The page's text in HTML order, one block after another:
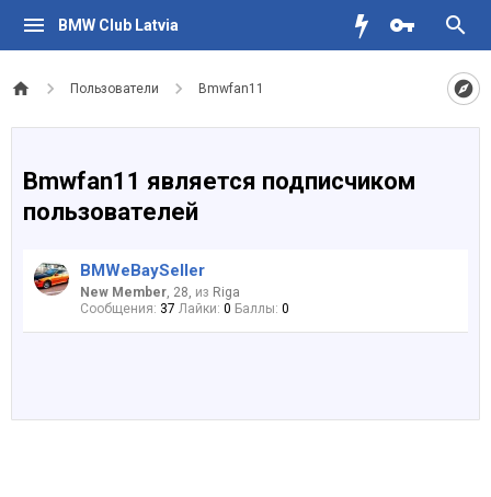
BMW Club Latvia
Пользователи Bmwfan11
Bmwfan11 является подписчиком
пользователей
BMWeBaySeller
New Member, 28, из Riga
Сообщения: 37 Лайки: 0 Баллы: 0